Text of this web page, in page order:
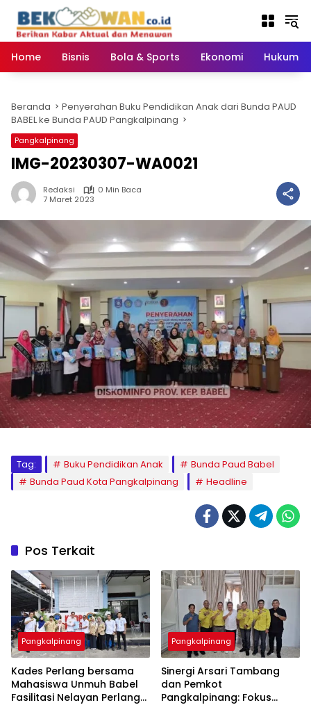
konten
Home
Bisnis Bola & Sports Ekonomi Hukum
Beranda
Penyerahan Buku Pendidikan Anak dari Bunda PAUD
BABEL ke Bunda PAUD Pangkalpinang
Pangkalpinang
IMG-20230307-WA0021
Redaksi
0 Min Baca
7 Maret 2023
Tag: Buku Pendidikan Anak
Bunda Paud Babel
Bunda Paud Kota Pangkalpinang
Headline
Pos Terkait
Pangkalpinang
Kades Perlang bersama
Mahasiswa Unmuh Babel
Fasilitasi Nelayan Perlang
Pangkalpinang
‎Sinergi Arsari Tambang
dan Pemkot
Pangkalpinang: Fokus